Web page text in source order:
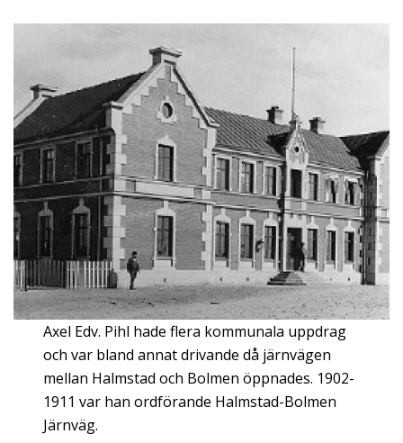
Axel Edv. Pihl hade flera kommunala uppdrag
och var bland annat drivande då järnvägen
mellan Halmstad och Bolmen öppnades. 1902-
1911 var han ordförande Halmstad-Bolmen
Järnväg.